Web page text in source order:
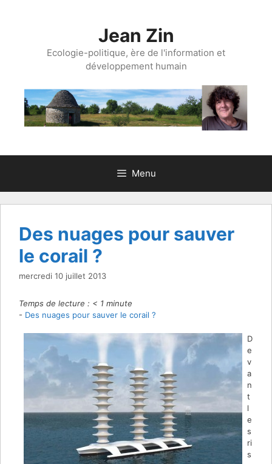
Jean Zin
Ecologie-politique, ère de l'information et
développement humain
Menu
Des nuages pour sauver
le corail ?
mercredi 10 juillet 2013
Temps de lecture : < 1 minute
- Des nuages pour sauver le corail ?
D
e
v
a
n
t
l
e
s
ri
s